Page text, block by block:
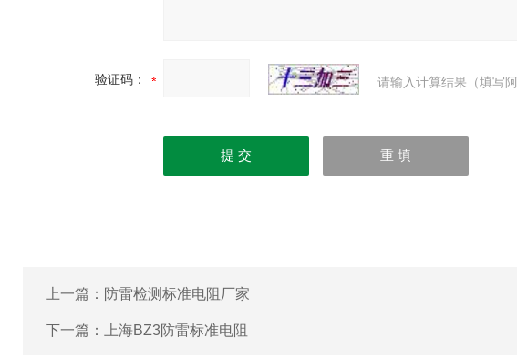
验证码： 请输入计算结果（填写
上一篇： 防雷检测标准电阻厂家
下一篇： 上海BZ3防雷标准电阻